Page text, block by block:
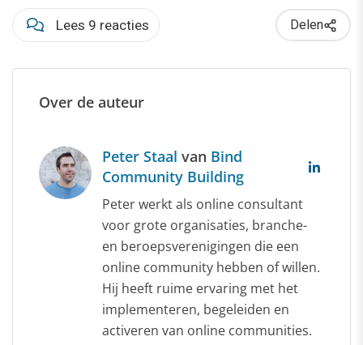
Lees 9 reacties Delen
Over de auteur
Peter Staal van Bind
Community Building
Peter werkt als online consultant
voor grote organisaties, branche-
en beroepsverenigingen die een
online community hebben of willen.
Hij heeft ruime ervaring met het
implementeren, begeleiden en
activeren van online communities.